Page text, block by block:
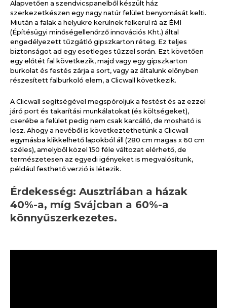
Alapvetően a szendvicspanelből készült ház
szerkezetkészen egy nagy natúr felület benyomását kelti.
Miután a falak a helyükre kerülnek felkerül rá az ÉMI
(Építésügyi minőségellenőrző innovációs Kht.) által
engedélyezett tűzgátló gipszkarton réteg. Ez teljes
biztonságot ad egy esetleges tűzzel során. Ezt követően
egy előtét fal következik, majd vagy egy gipszkarton
burkolat és festés zárja a sort, vagy az általunk előnyben
részesített falburkoló elem, a Clicwall következik.
A Clicwall segítségével megspóroljuk a festést és az ezzel
járó port és takarítási munkálatokat (és költségeket),
cserébe a felület pedig nem csak karcálló, de mosható is
lesz. Ahogy a nevéből is következtethetünk a Clicwall
egymásba klikkelhető lapokból áll (280 cm magas x 60 cm
széles), amelyből közel 150 féle változat elérhető, de
természetesen az egyedi igényeket is megvalósítunk,
például festhető verzió is létezik.
Érdekesség: Ausztriában a házak
40%-a, míg Svájcban a 60%-a
könnyűszerkezetes.